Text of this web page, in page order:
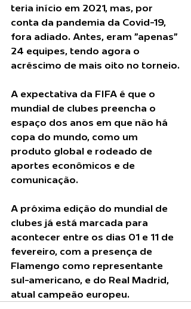
teria início em 2021, mas, por
conta da pandemia da Covid-19,
fora adiado. Antes, eram "apenas"
24 equipes, tendo agora o
acréscimo de mais oito no torneio.
A expectativa da FIFA é que o
mundial de clubes preencha o
espaço dos anos em que não há
copa do mundo, como um
produto global e rodeado de
aportes econômicos e de
comunicação.
A próxima edição do mundial de
clubes já está marcada para
acontecer entre os dias 01 e 11 de
fevereiro, com a presença de
Flamengo como representante
sul-americano, e do Real Madrid,
atual campeão europeu.